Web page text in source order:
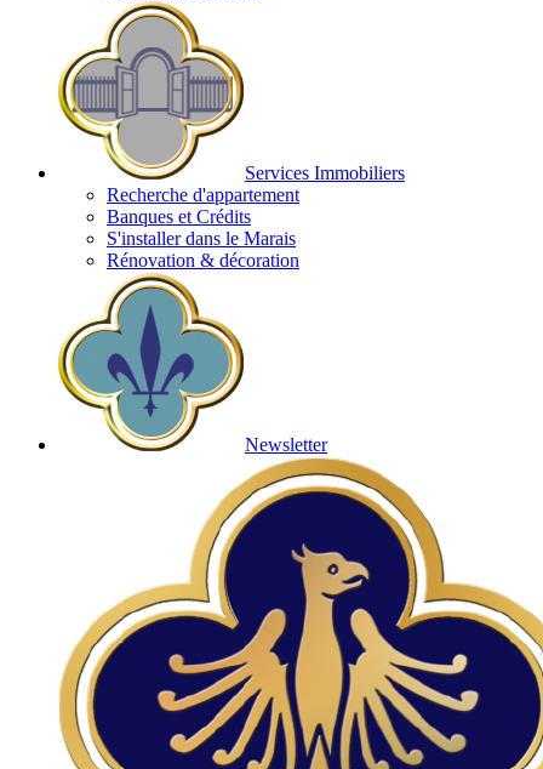
Services Immobiliers
Recherche d'appartement
Banques et Crédits
S'installer dans le Marais
Rénovation & décoration
Newsletter